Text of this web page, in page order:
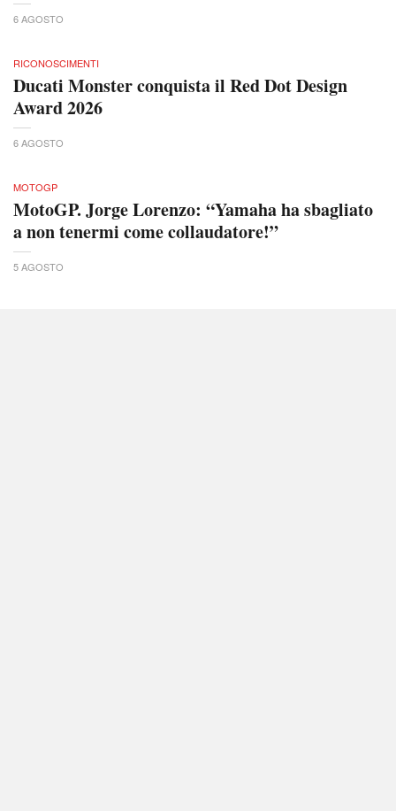
6 AGOSTO
RICONOSCIMENTI
Ducati Monster conquista il Red Dot Design
Award 2026
6 AGOSTO
MOTOGP
MotoGP. Jorge Lorenzo: “Yamaha ha sbagliato
a non tenermi come collaudatore!”
5 AGOSTO